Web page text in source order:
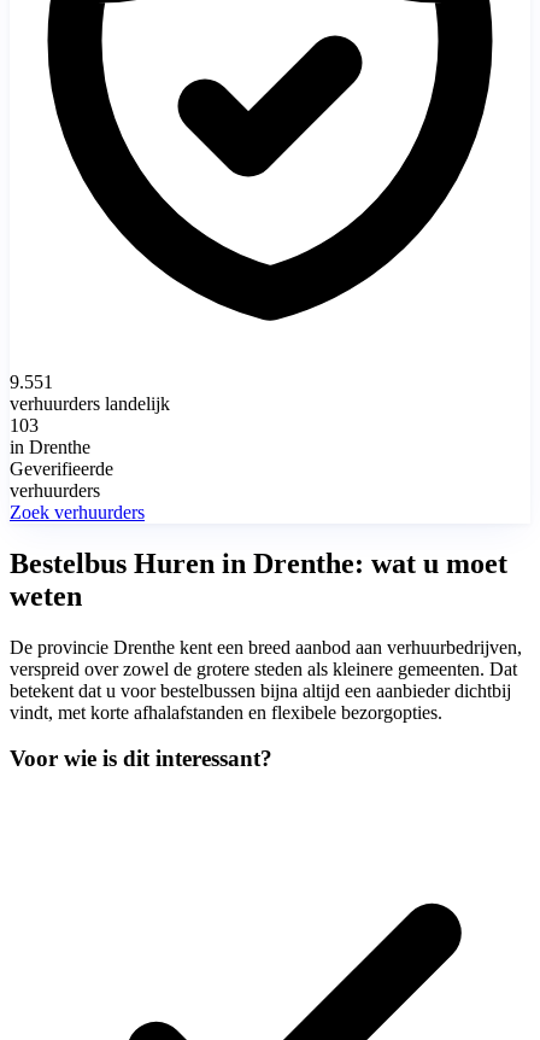
9.551
verhuurders landelijk
103
in Drenthe
Geverifieerde
verhuurders
Zoek verhuurders
Bestelbus Huren in Drenthe: wat u moet
weten
De provincie Drenthe kent een breed aanbod aan verhuurbedrijven,
verspreid over zowel de grotere steden als kleinere gemeenten. Dat
betekent dat u voor bestelbussen bijna altijd een aanbieder dichtbij
vindt, met korte afhalafstanden en flexibele bezorgopties.
Voor wie is dit interessant?